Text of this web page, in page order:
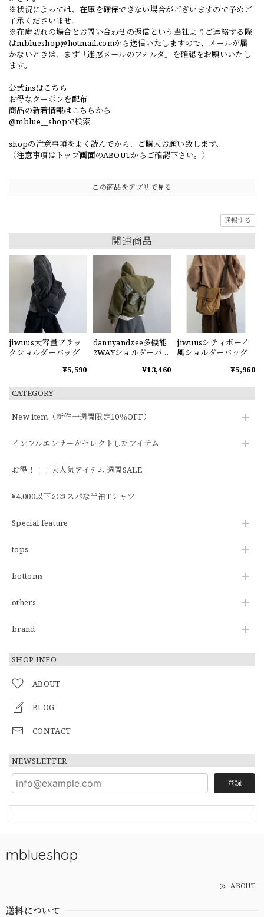
CATEGORY
New item（新作一週間限定10％OFF）
インフルエンサーがセレクトしたアイテム
お得！！！大人気アイテム 週間SALE
¥4,000以下のコスパな半袖Tシャツ
Special feature
tops
bottoms
others
brand
SHOP INFO
ABOUT
BLOG
CONTACT
NEWSLETTER
登録
※状況によっては、在庫を確保できない場合がございますので予めご
了承くださいませ。
※在庫切れの場合とお問い合わせの返信という当社よりご連絡する際
はmblueshop@hotmail.comから送信いたしますので、メールが届
かないときは、まず「迷惑メールのフォルダ」を確認をお願いいたし
ます。
公式insはこちら
お得なクーポンを配布
商品の新着情報はこちらから
@mblue__shopで検索
shopの注意事項をよく読んでから、ご購入お願い致します。
（注意事項はトップ画面のABOUTからご確認下さい。）
この商品をアプリで見る
通報する
関連商品
jiwuus大容量ブラッ
クショルダーバッグ
¥5,590
dannyandzee多機能
2WAYショルダーバッ
¥13,460
jiwuusシティボーイ
風ショルダーバッグ
¥5,960
mblueshop
ABOUT
送料について